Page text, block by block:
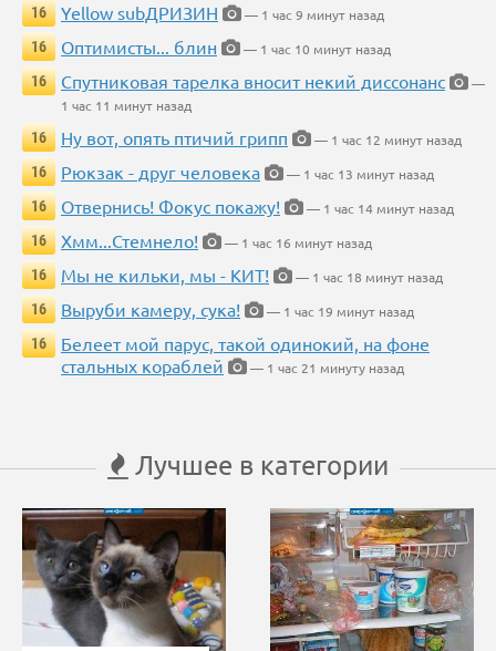
16 Yellow subДРИЗИН
— 1 час 9 минут назад
16
Оптимисты... блин
— 1 час 10 минут назад
16
Спутниковая тарелка вносит некий диссонанс
—
1 час 11 минут назад
16
Ну вот, опять птичий грипп
— 1 час 12 минут назад
16
Рюкзак - друг человека
— 1 час 13 минут назад
16
Отвернись! Фокус покажу!
— 1 час 14 минут назад
16
Хмм...Стемнело!
— 1 час 16 минут назад
16
Мы не кильки, мы - КИТ!
— 1 час 18 минут назад
16
Выруби камеру, сука!
— 1 час 19 минут назад
16
Белеет мой парус, такой одинокий, на фоне
стальных кораблей
— 1 час 21 минуту назад
Лучшее в категории